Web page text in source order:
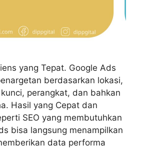
yang Tepat. Google Ads
berdasarkan lokasi,
perangkat, dan bahkan
Hasil yang Cepat dan
SEO yang membutuhkan
bisa langsung menampilkan
data performa